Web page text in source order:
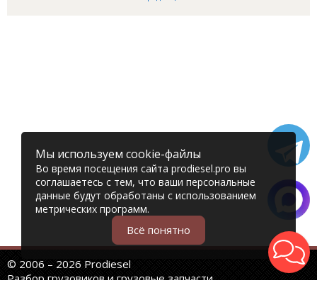
© 2006 – 2026 Prodiesel
Разбор грузовиков и грузовые запчасти
Мы используем cookie-файлы
Во время посещения сайта prodiesel.pro вы
соглашаетесь с тем, что ваши персональные
данные будут обработаны с использованием
метрических программ.
Всё понятно